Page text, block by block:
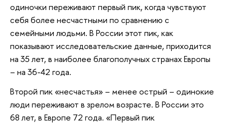
одиночки переживают первый пик, когда чувствуют
себя более несчастными по сравнению с
семейными людьми. В России этот пик, как
показывают исследовательские данные, приходится
на 35 лет, в наиболее благополучных странах Европы
– на 36-42 года.
Второй пик «несчастья» – менее острый – одинокие
люди переживают в зрелом возрасте. В России это
68 лет, в Европе 72 года. «Первый пик